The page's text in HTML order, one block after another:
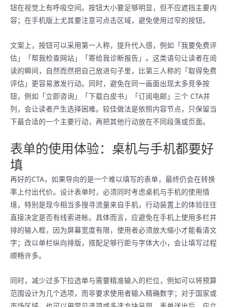
钮在视觉上有呼吸空间。按钮大小要足够明显，但不应遮挡主要内
容；在手机版上尤其要注意可点击区域，避免使用过窄的按钮。
文案上，按钮可以采用第一人称，提升代入感，例如「我要免费评
估」「帮我检查网站」「寄给我诊断报告」。这类语句让读者在阅
读的瞬间，自然而然把自己放进句子里，比第三人称的「取得免费
评估」更容易激发行动。同时，避免在同一画面出现太多竞争按
钮，例如「立即咨询」「下载白皮书」「订阅电邮」三个 CTA并
列，会让读者产生选择困难。较佳做法是依照内容节点，只保留当
下最合适的一个主要行动，再把其他行动放在不同段落或页面。
表单的使用体验：桌机与手机都要好
填
再好的CTA，如果导向的是一个难以填写的表单，最终仍会在转换
率上付出代价。设计表单时，必须同时考虑桌机与手机的使用情
境，特别是现今相当多搜寻流量来自手机，行动装置上的体验往往
直接决定是否有线索进帐。具体而言，应避免在手机上使用多栏并
排的输入框，因为屏幕宽度有限，使用者必须放大缩小才能看清文
字；改以单栏纵向排版，搭配足够行距与字体大小，会让填写过程
顺畅许多。
同时，减少过多下拉选单与需要精准输入的栏位，例如可以将预算
范围设计为几个选项，而非要求使用者输入精确数字；对于国家或